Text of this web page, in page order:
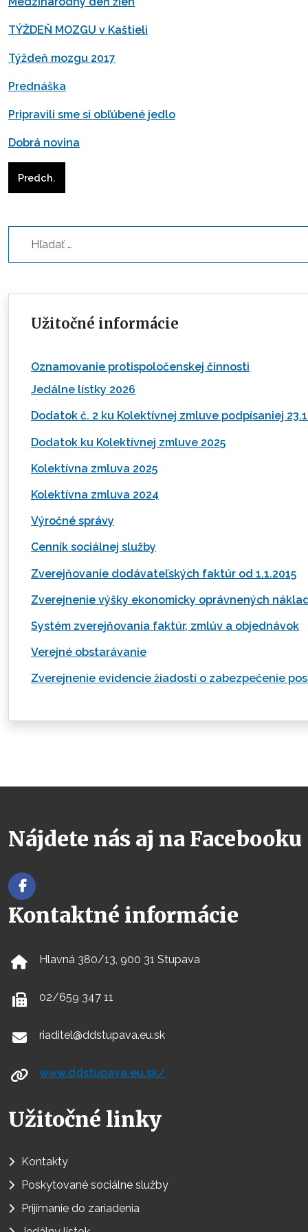
TÝŽDEŇ MOZGU v Kaštieli
Týždeň mozgu 2017
Prednáška
Pripravili sme si obľúbené jedlo
Dobrá novina
Predchádzajúci článok: Ekonomicky oprávnené náklady za
Predch.
Užitočné informácie
Oznamovanie protispoločenskej činnosti
Jedálne lístky 2026
Dodatok č. 2 ku Kolektívnej zmluve podpísaniej
Dodatok ku Kolektívnej zmluve 2025
Kolektívna zmluva 2025
Kolektívna zmluva 2024
Výročné správy
Cenník sociálnej služby
Zverejňovanie dodávateľských faktúr od 1.1.2015
Zverejnenie výšky ekonomicky oprávnených
Systém zverejňovania faktúr, zmlúv a objednávok
Verejné obstarávanie
Zverejnenie evidencie žiadostí o zabezpečenie
Nájdete nás aj na Facebooku
Kontaktné informácie
Hlavná 380/13, 900 31 Stupava
02/659 347 11
riaditel@ddstupava.eu.sk
www.ddstupava.eu.sk/
Užitočné linky
Kontakty
Poskytované sociálne služby
Prijímanie do zariadenia